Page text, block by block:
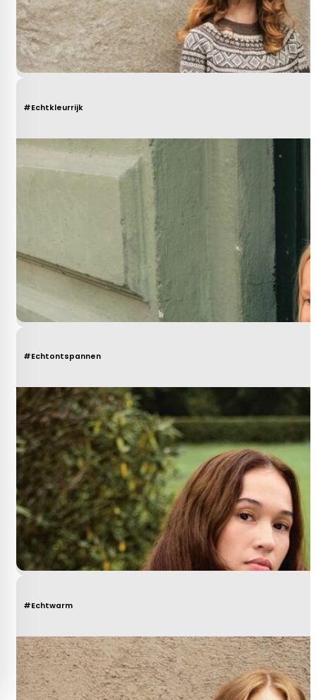
#Echtkleurrijk
#Echtontspannen
#Echtwarm